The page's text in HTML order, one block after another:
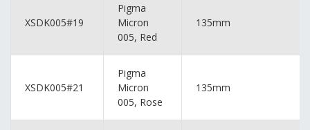
XSDK005#19
Pigma
Micron
005, Red
135mm
XSDK005#21
Pigma
Micron
005, Rose
135mm